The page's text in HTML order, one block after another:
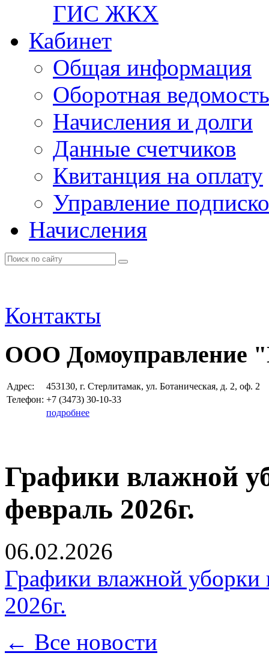
ГИС ЖКХ
Кабинет
Общая информация
Оборотная ведомость
Начисления и долги
Данные счетчиков
Квитанция на оплату
Управление
Начисления
Контакты
ООО Домоуправление
Адрес:
453130, г. Стерлитамак, ул. Ботаническая, д. 2, оф. 2
Телефон: +7 (3473) 30-10-33
подробнее
Графики влажной
февраль 2026г.
06.02.2026
Графики влажной уборки
2026г.
← Все новости